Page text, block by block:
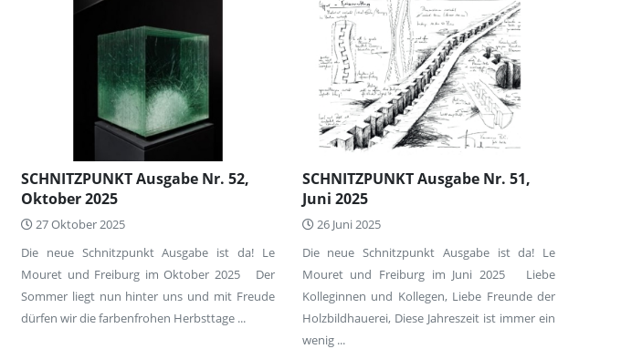
SCHNITZPUNKT Ausgabe Nr. 52,
Oktober 2025
27 Oktober 2025
Die neue Schnitzpunkt Ausgabe ist da! Le
Mouret und Freiburg im Oktober 2025 Der
Sommer liegt nun hinter uns und mit Freude
dürfen wir die farbenfrohen Herbsttage ...
SCHNITZPUNKT Ausgabe Nr. 51,
Juni 2025
26 Juni 2025
Die neue Schnitzpunkt Ausgabe ist da! Le
Mouret und Freiburg im Juni 2025 Liebe
Kolleginnen und Kollegen, Liebe Freunde der
Holzbildhauerei, Diese Jahreszeit ist immer ein
wenig ...